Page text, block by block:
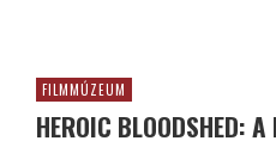
FILMMÚZEUM
HEROIC BLOODSHED: A